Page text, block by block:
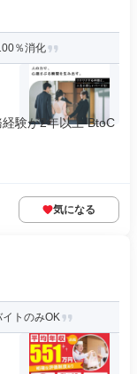
％消化
験が2年以上 BtoC
気になる
トのみOK